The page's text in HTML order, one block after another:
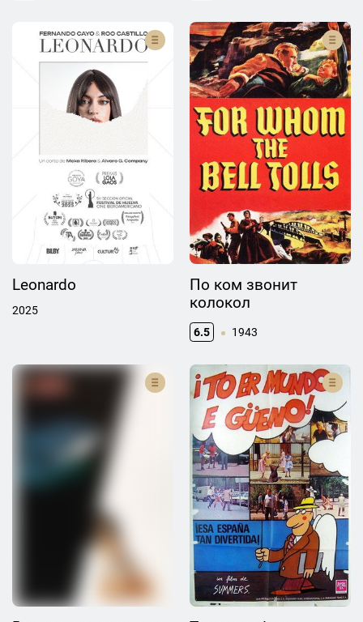
Leonardo
2025
По ком звонит
колокол
6.5 1943